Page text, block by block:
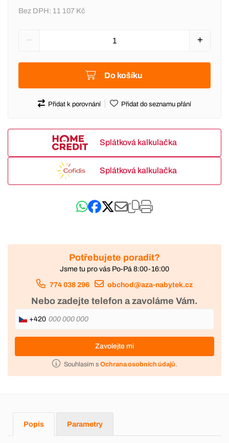
Bez DPH: 11 107 Kč
Do košíku
Přidat k porovnání Přidat do seznamu přání
Splátková kalkulačka
Splátková kalkulačka
Potřebujete poradit?
Jsme tu pro vás Po-Pá 8:00-16:00
774 038 296 obchod@aza-nabytek.cz
Nebo zadejte telefon a zavoláme Vám.
+420
Zavolejte mi
Souhlasím s Ochrana osobních údajů.
Popis Parametry